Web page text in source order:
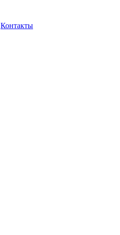
Контакты